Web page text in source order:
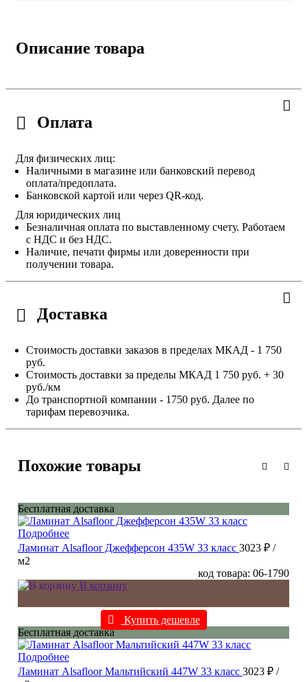
Описание товара
Оплата
Для физических лиц:
Наличными в магазине или банковский перевод
оплата/предоплата.
Банковской картой или через QR-код.
Для юридических лиц
Безналичная оплата по выставленному счету. Работаем
с НДС и без НДС.
Наличие, печати фирмы или доверенности при
получении товара.
Доставка
Стоимость доставки заказов в пределах МКАД - 1 750
руб.
Стоимость доставки за пределы МКАД 1 750 руб. + 30
руб./км
До транспортной компании - 1750 руб. Далее по
тарифам перевозчика.
Похожие товары
Бесплатная доставка
Подробнее
Ламинат Alsafloor Джефферсон 435W 33 класс 3023 ₽ /
м2
код товара: 06-1790
В корзину
Купить дешевле
Бесплатная доставка
Подробнее
Ламинат Alsafloor Мальтийский 447W 33 класс 3023 ₽ /